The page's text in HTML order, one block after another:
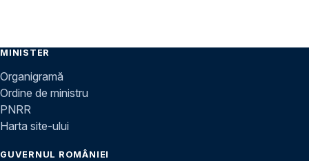
MINISTER
Organigramă
Ordine de ministru
PNRR
Harta site-ului
GUVERNUL ROMÂNIEI